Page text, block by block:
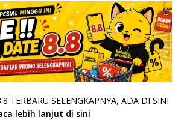
TERBARU SELENGKAPNYA, ADA DI SINI
lebih lanjut di sini